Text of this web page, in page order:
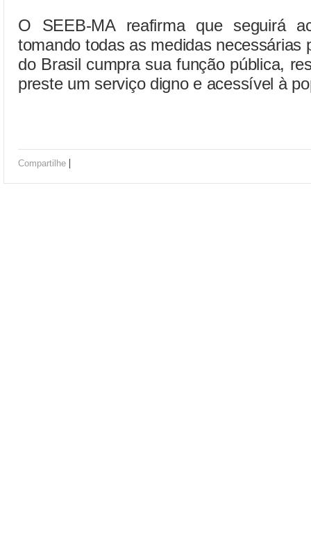
O SEEB-MA reafirma que seguirá
tomando todas as medidas necessárias
do Brasil cumpra sua função pública,
preste um serviço digno e acessível à
Compartilhe |